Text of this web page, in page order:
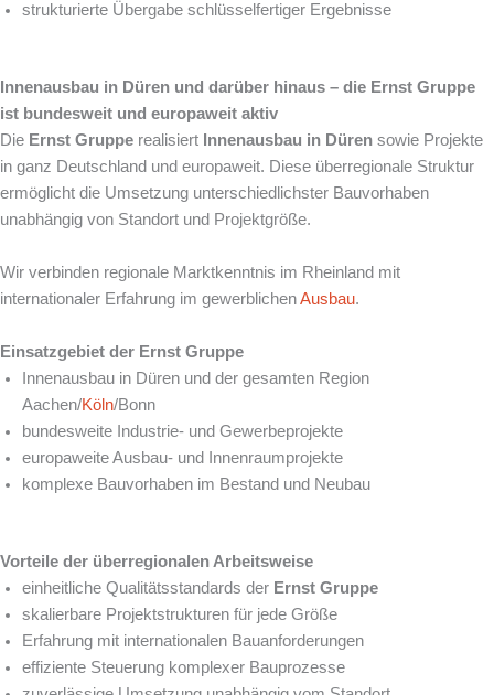
strukturierte Übergabe schlüsselfertiger Ergebnisse
Innenausbau in Düren und darüber hinaus – die Ernst Gruppe
ist bundesweit und europaweit aktiv
Die Ernst Gruppe realisiert Innenausbau in Düren sowie Projekte
in ganz Deutschland und europaweit. Diese überregionale Struktur
ermöglicht die Umsetzung unterschiedlichster Bauvorhaben
unabhängig von Standort und Projektgröße.
Wir verbinden regionale Marktkenntnis im Rheinland mit
internationaler Erfahrung im gewerblichenAusbau.
Einsatzgebiet der Ernst Gruppe
Innenausbau in Düren und der gesamten Region
Aachen/Köln/Bonn
bundesweite Industrie- und Gewerbeprojekte
europaweite Ausbau- und Innenraumprojekte
komplexe Bauvorhaben im Bestand und Neubau
Vorteile der überregionalen Arbeitsweise
einheitliche Qualitätsstandards der Ernst Gruppe
skalierbare Projektstrukturen für jede Größe
Erfahrung mit internationalen Bauanforderungen
effiziente Steuerung komplexer Bauprozesse